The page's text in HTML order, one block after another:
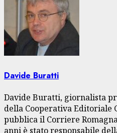
Davide Buratti
Davide Buratti, giornalista
della Cooperativa Editoriale
pubblica il Corriere
anni è stato responsabile